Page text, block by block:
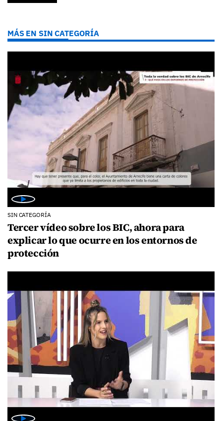
MÁS EN SIN CATEGORÍA
SIN CATEGORÍA
Tercer vídeo sobre los BIC, ahora para
explicar lo que ocurre en los entornos de
protección